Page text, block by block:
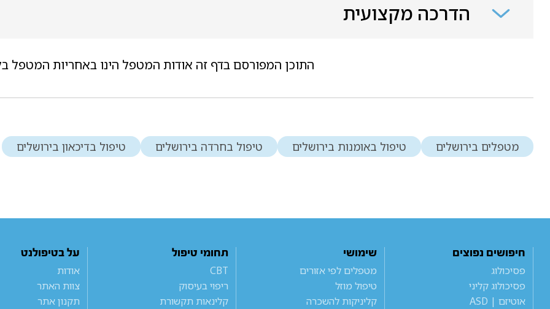
הדרכה מקצועית
התוכן המפורסם בדף זה אודות המטפל הינו באחריות המטפל
מטפלים בירושלים טיפול באומנות בירושלים טיפול בחרדה בירושלים טיפול בדיכאון בירושלים
חיפושים נפוצים
פסיכולוג
פסיכולוג קליני
אוטיזם | ASD
שימושי
מטפלים לפי אזורים
טיפול מוזל
קליניקות להשכרה
תחומי טיפול
CBT
ריפוי בעיסוק
קלינאות תקשורת
על בטיפולנט
אודות
צוות האתר
תקנון אתר